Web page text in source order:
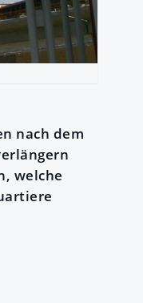
nach dem
welche